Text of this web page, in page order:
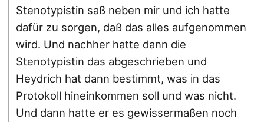
Stenotypistin saß neben mir und ich hatte
dafür zu sorgen, daß das alles aufgenommen
wird. Und nachher hatte dann die
Stenotypistin das abgeschrieben und
Heydrich hat dann bestimmt, was in das
Protokoll hineinkommen soll und was nicht.
Und dann hatte er es gewissermaßen noch